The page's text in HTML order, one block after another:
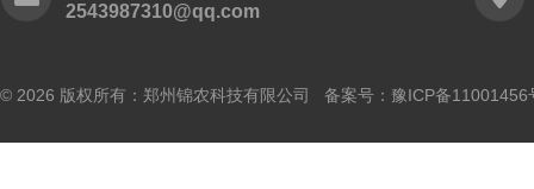
2543987310@qq.com
© 2026 版权所有：郑州锦农科技有限公司 备案号： 豫ICP备11001456